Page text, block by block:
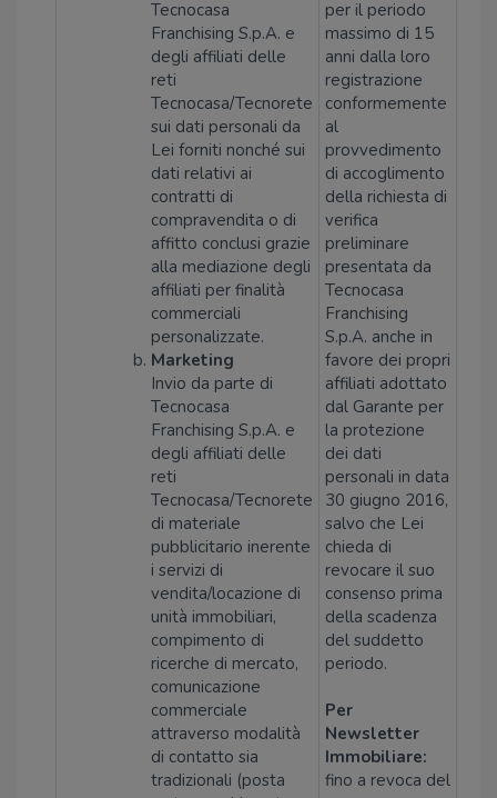
Tecnocasa
Franchising S.p.A. e
degli affiliati delle
reti
Tecnocasa/Tecnorete
sui dati personali da
Lei forniti nonché sui
dati relativi ai
contratti di
compravendita o di
affitto conclusi grazie
alla mediazione degli
affiliati per finalità
commerciali
personalizzate.
Marketing
Invio da parte di
Tecnocasa
Franchising S.p.A. e
degli affiliati delle
reti
Tecnocasa/Tecnorete
di materiale
pubblicitario inerente
i servizi di
vendita/locazione di
unità immobiliari,
compimento di
ricerche di mercato,
comunicazione
commerciale
attraverso modalità
di contatto sia
tradizionali (posta
per il periodo
massimo di 15
anni dalla loro
registrazione
conformemente
al
provvedimento
di accoglimento
della richiesta di
verifica
preliminare
presentata da
Tecnocasa
Franchising
S.p.A. anche in
favore dei propri
affiliati adottato
dal Garante per
la protezione
dei dati
personali in data
30 giugno 2016,
salvo che Lei
chieda di
revocare il suo
consenso prima
della scadenza
del suddetto
periodo.
Per
Newsletter
Immobiliare:
fino a revoca del